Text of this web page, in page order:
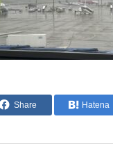
Share Hatena